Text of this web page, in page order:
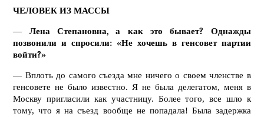
ЧЕЛОВЕК ИЗ МАССЫ
— Лена Степановна, а как это бывает? Однажды
позвонили и спросили: «Не хочешь в генсовет партии
войти?»
— Вплоть до самого съезда мне ничего о своем членстве в
генсовете не было известно. Я не была делегатом, меня в
Москву пригласили как участницу. Более того, все шло к
тому, что я на съезд вообще не попадала! Была задержка